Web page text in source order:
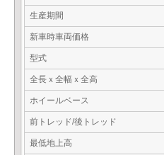
生産期間
新車時車両価格
型式
全長ｘ全幅ｘ全高
ホイールベース
前トレッド/後トレッド
最低地上高